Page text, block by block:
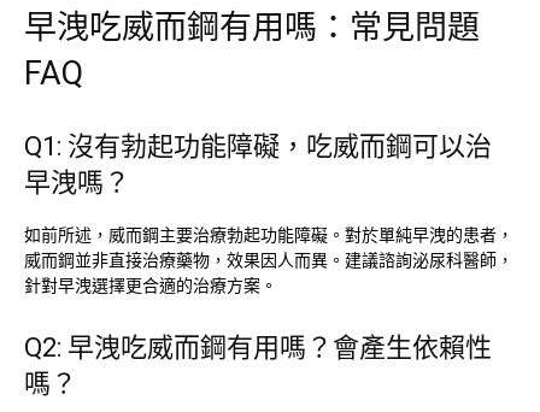
早洩吃威而鋼有用嗎：常見問題
FAQ
Q1: 沒有勃起功能障礙，吃威而鋼可以治
早洩嗎？
如前所述，威而鋼主要治療勃起功能障礙。對於單純早洩的患者，
威而鋼並非直接治療藥物，效果因人而異。建議諮詢泌尿科醫師，
針對早洩選擇更合適的治療方案。
Q2: 早洩吃威而鋼有用嗎？會產生依賴性
嗎？